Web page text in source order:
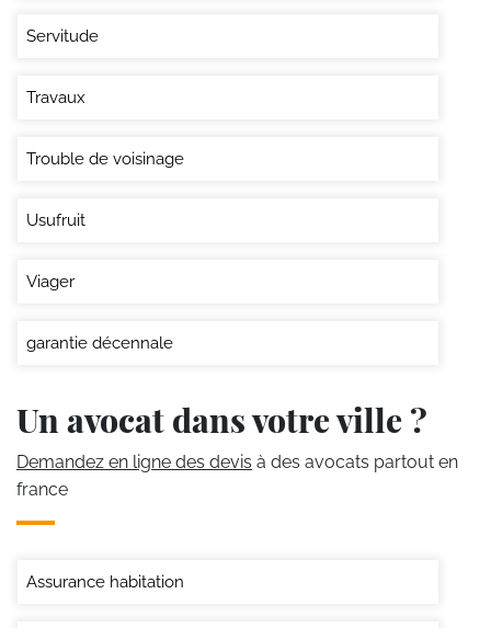
Servitude
Travaux
Trouble de voisinage
Usufruit
Viager
garantie décennale
Un avocat dans votre ville ?
Demandez en ligne des devis à des avocats partout en
france
Assurance habitation